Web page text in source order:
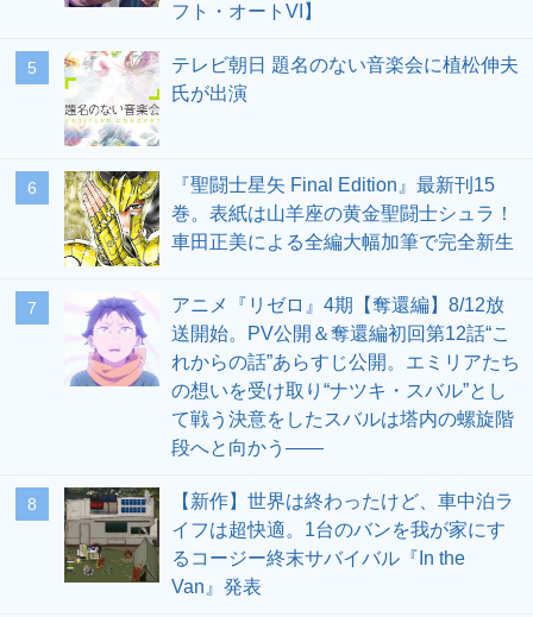
フト・オートVI】
5
テレビ朝日 題名のない音楽会に植松伸夫
氏が出演
6
『聖闘士星矢 Final Edition』最新刊15
巻。表紙は山羊座の黄金聖闘士シュラ！
車田正美による全編大幅加筆で完全新生
7
アニメ『リゼロ』4期【奪還編】8/12放
送開始。PV公開＆奪還編初回第12話“こ
れからの話”あらすじ公開。エミリアたち
の想いを受け取り“ナツキ・スバル”とし
て戦う決意をしたスバルは塔内の螺旋階
段へと向かう――
8
【新作】世界は終わったけど、車中泊ラ
イフは超快適。1台のバンを我が家にす
るコージー終末サバイバル『In the
Van』発表